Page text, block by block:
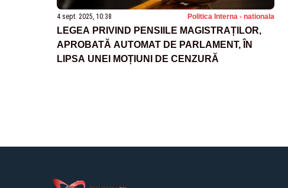
4 sept. 2025, 10:38 Politica Interna - nationala
LEGEA PRIVIND PENSIILE MAGISTRAȚILOR,
APROBATĂ AUTOMAT DE PARLAMENT, ÎN
LIPSA UNEI MOȚIUNI DE CENZURĂ